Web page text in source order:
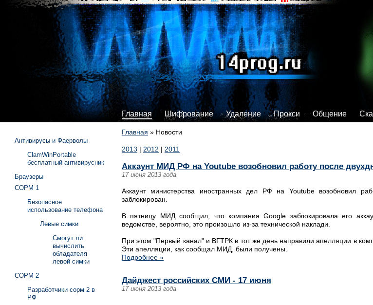
Главная Шифрование Удаление Прокси Общение
Главная » Новости
2013 | 2012 | 2011
Аккаунт МИД РФ на Youtube возобновил работу после
17 июня 2013 года
Аккаунт министерства иностранных дел РФ на Youtube возобновил
заблокирован.
В пятницу МИД сообщил, что компания Google заблокировала его
ведомстве, вероятно, это произошло из-за технической наклади.
При этом "Первый канал" и ВГТРК в тот же день направили апелляции в
Эти апелляции, как сообщал МИД, были получены.
Подробнее »
Дайджест российских СМИ - 17 июня
17 июня 2013 года
Антивирусы и Фаерволы
ClamWinPortable
бесплатный антивирусник
Браузеры
СОРМ 1
Безопасное
использование телефона
Левые симки
Смогут ли
вычислить
обладателя
левой симки
СОРМ 2
Разработчики сорм 2 в
РФ